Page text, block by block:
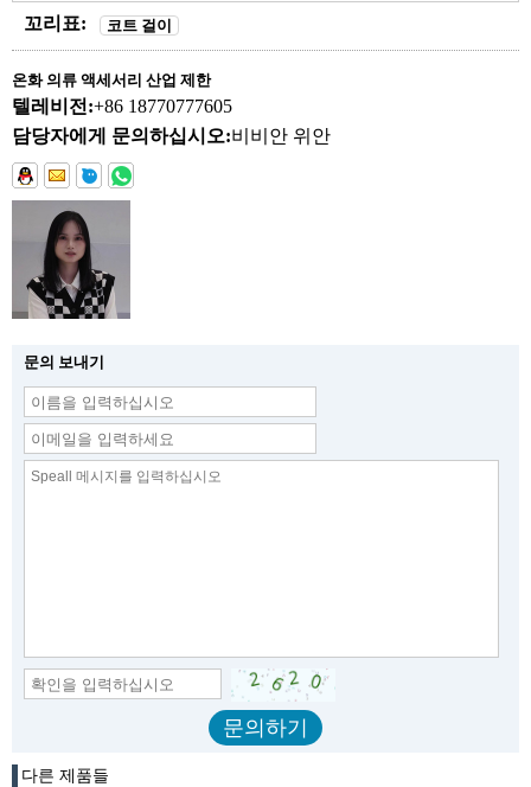
꼬리표: 코트 걸이
온화 의류 액세서리 산업 제한
텔레비전:+86 18770777605
담당자에게 문의하십시오:비비안 위안
문의 보내기
다른 제품들